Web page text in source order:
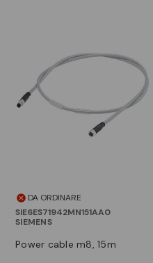
DA ORDINARE
SIE6ES71942MN151AA0
SIEMENS
power cable m8, 15m